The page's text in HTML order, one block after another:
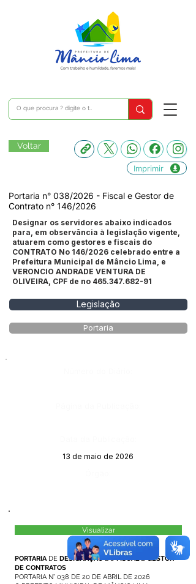
Voltar
Imprimir
Portaria n° 038/2026 - Fiscal e Gestor de
Contrato n° 146/2026
Designar os servidores abaixo indicados
para, em observância à legislação vigente,
atuarem como gestores e fiscais do
CONTRATO No 146/2026 celebrado entre a
Prefeitura Municipal de Mâncio Lima, e
VERONCIO ANDRADE VENTURA DE
OLIVEIRA, CPF de no 465.347.682-91
Legislação
Portaria
13 de maio de 2026
Visualizar
PORTARIA DE DESIGNAÇÃODOFISCALEGESTOR
DE CONTRATOS
PORTARIA N° 038 DE 20 DE ABRIL DE 2026